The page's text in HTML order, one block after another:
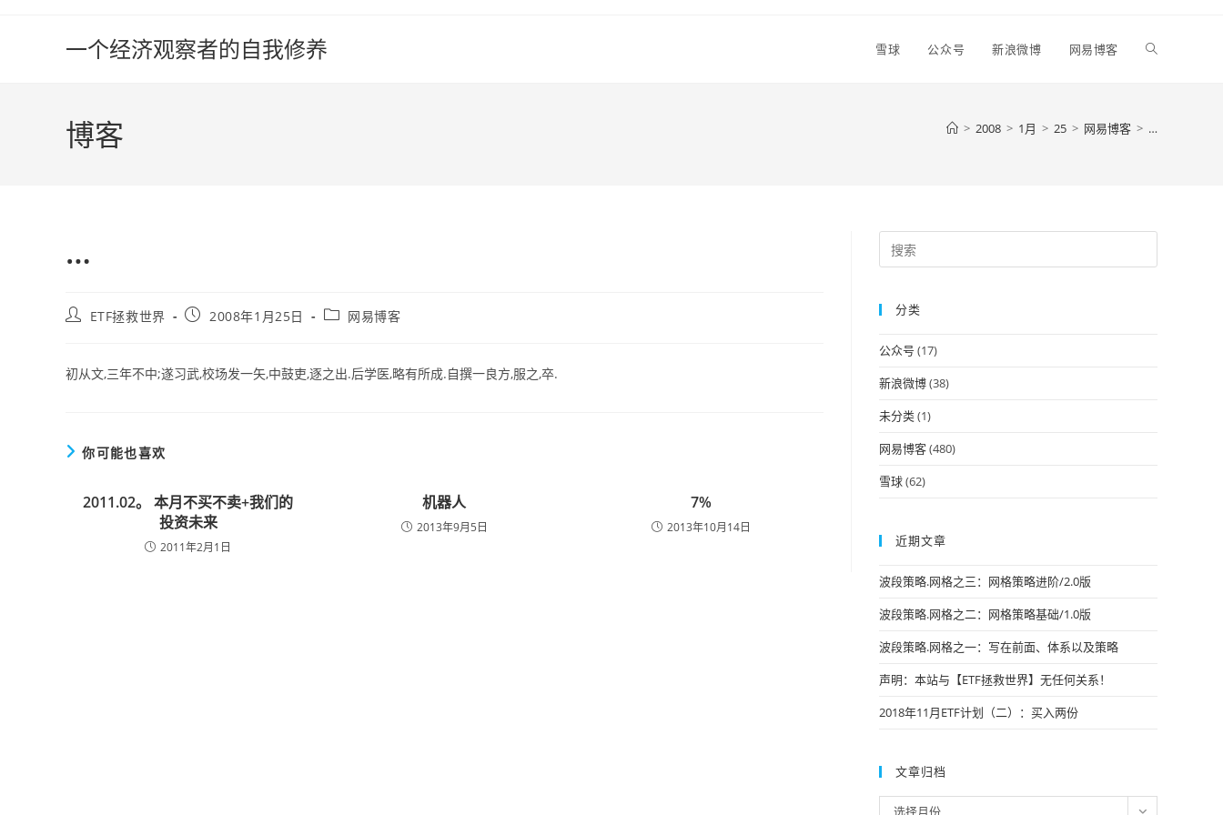
一个经济观察者的自我修养 雪球 公众号 新浪微博 网易博客 Toggle
博客 > 2008 > 1月 > 25 > 网易博客 > …
…
PostETF拯救世界
Post2008年1月25日
Post网易博客
初从文,三年不中;遂习武,校场发一矢,中鼓吏,逐之出.后学医,略有所成.自撰一良方,服之,卒.
你可能也喜欢
2011.02。 本月不买不卖+我们的
投资未来
2011年2月1日
机器人
2013年9月5日
7%
2013年10月14日
Escape
分类
公众号 (17)
新浪微博(38)
未分类(1)
网易博客(480)
雪球(62)
近期文章
波段策略.网格之三：网格策略进阶/2.0版
波段策略.网格之二：网格策略基础/1.0版
波段策略.网格之一：写在前面、体系以及策略
声明：本站与【ETF拯救世界】无任何关系！
2018年11月ETF计划（二）：买入两份
文章归档
选择月份